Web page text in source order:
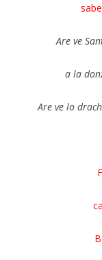
Are ve
a la
Are ve lo